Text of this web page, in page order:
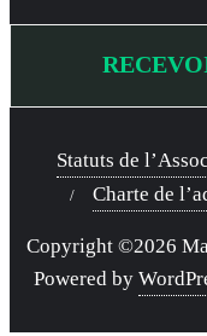
Statuts de
Charte de
Copyright ©2026
Powered by